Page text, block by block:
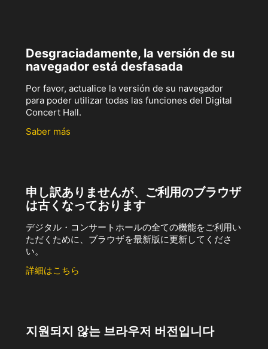
Desgraciadamente, la versión de su
navegador está desfasada
Por favor, actualice la versión de su navegador
para poder utilizar todas las funciones del Digital
Concert Hall.
Saber más
申し訳ありませんが、ご利用のブラウザ
は古くなっております
デジタル・コンサートホールの全ての機能をご利用い
ただくために、ブラウザを最新版に更新してくださ
い。
詳細はこちら
지원되지 않는 브라우저 버전입니다